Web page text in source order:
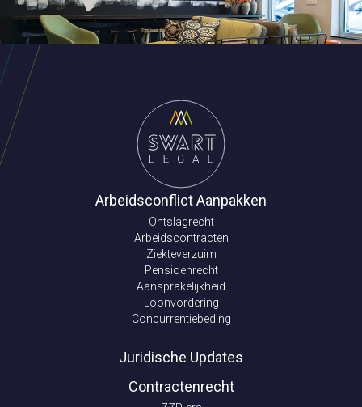
Arbeidsconflict Aanpakken
Ontslagrecht
Arbeidscontracten
Ziekteverzuim
Pensioenrecht
Aansprakelijkheid
Loonvordering
Concurrentiebeding
Juridische Updates
Contractenrecht